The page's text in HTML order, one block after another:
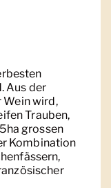
Aus der
Wein wird,
Trauben,
grossen
Kombination